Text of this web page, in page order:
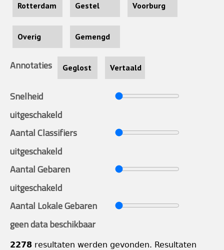
Rotterdam Gestel Voorburg
Overig Gemengd
Annotaties Geglost Vertaald
Snelheid
uitgeschakeld
Aantal Classifiers
uitgeschakeld
Aantal Gebaren
uitgeschakeld
Aantal Lokale Gebaren
geen data beschikbaar
2278 resultaten werden gevonden. Resultaten